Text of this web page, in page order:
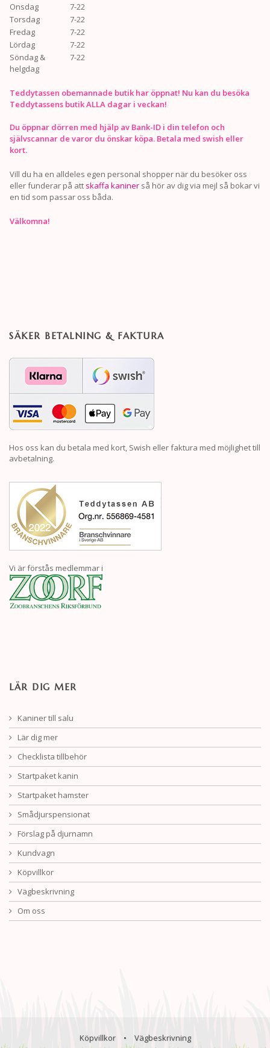
Onsdag
7-22
Torsdag
7-22
Fredag
7-22
Lördag
7-22
Söndag &
helgdag
7-22
Teddytassen obemannade butik har öppnat! Nu kan du besöka
Teddytassens butik ALLA dagar i veckan!
Du öppnar dörren med hjälp av Bank-ID i din telefon och
självscannar de varor du önskar köpa. Betala med swish eller
kort.
Vill du ha en alldeles egen personal shopper när du besöker oss
eller funderar på att skaffa kaniner så hör av dig via mejl så bokar vi
en tid som passar oss båda.
Välkomna!
SÄKER BETALNING & FAKTURA
Hos oss kan du betala med kort, Swish eller faktura med möjlighet till
avbetalning.
Vi är förstås medlemmar i
LÄR DIG MER
Kaniner till salu
Lär dig mer
Checklista tillbehör
Startpaket kanin
Startpaket hamster
Smådjurspensionat
Förslag på djurnamn
Kundvagn
Köpvillkor
Vägbeskrivning
Om oss
Köpvillkor • Vägbeskrivning